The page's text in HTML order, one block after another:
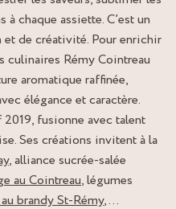
chaque assiette. C’est un
de créativité. Pour enrichir
culinaires Rémy Cointreau
aromatique raffinée,
élégance et caractère.
fusionne avec talent
Ses créations invitent à la
, alliance sucrée-salée
au Cointreau, légumes
brandy St-Rémy, …